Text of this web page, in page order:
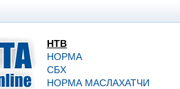
НТВ
НОРМА
СБХ
НОРМА МАСЛАХАТЧИ